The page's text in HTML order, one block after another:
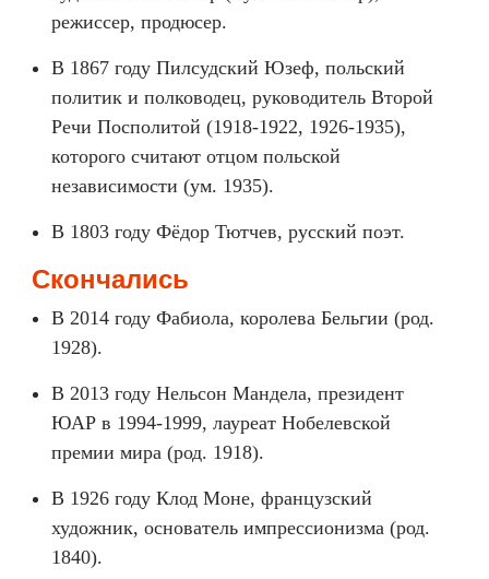
режиссер, продюсер.
В 1867 году Пилсудский Юзеф, польский
политик и полководец, руководитель Второй
Речи Посполитой (1918-1922, 1926-1935),
которого считают отцом польской
независимости (ум. 1935).
В 1803 году Фёдор Тютчев, русский поэт.
Скончались
В 2014 году Фабиола, королева Бельгии (род.
1928).
В 2013 году Нельсон Мандела, президент
ЮАР в 1994-1999, лауреат Нобелевской
премии мира (род. 1918).
В 1926 году Клод Моне, французский
художник, основатель импрессионизма (род.
1840).